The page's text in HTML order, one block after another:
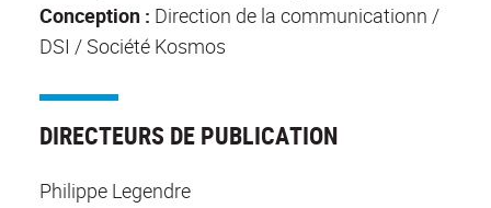
Conception : Direction de la communicationn /
DSI / Société Kosmos
DIRECTEURS DE PUBLICATION
Philippe Legendre